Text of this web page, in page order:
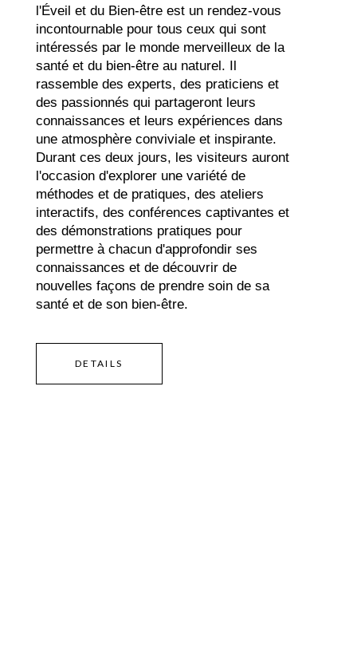
l'Éveil et du Bien-être est un rendez-vous
incontournable pour tous ceux qui sont
intéressés par le monde merveilleux de la
santé et du bien-être au naturel. Il
rassemble des experts, des praticiens et
des passionnés qui partageront leurs
connaissances et leurs expériences dans
une atmosphère conviviale et inspirante.
Durant ces deux jours, les visiteurs auront
l'occasion d'explorer une variété de
méthodes et de pratiques, des ateliers
interactifs, des conférences captivantes et
des démonstrations pratiques pour
permettre à chacun d'approfondir ses
connaissances et de découvrir de
nouvelles façons de prendre soin de sa
santé et de son bien-être.
DETAILS